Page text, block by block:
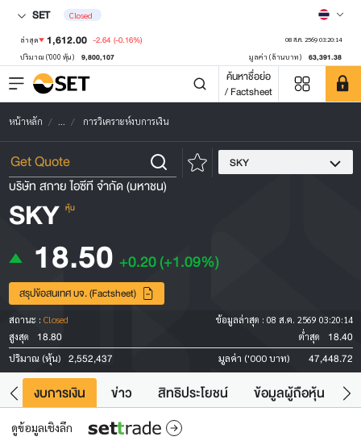
SET Closed
ล่าสุด 1,612.00 -2.64 (-0.16%) 08 ส.ค. 2569 03:20:14
ปริมาณ ('000 หุ้น) 9,800,107 มูลค่า (ล้านบาท) 63,391.38
ค้นหาชื่อย่อ
/ Factsheet
หน้าหลัก ... การวิเคราะห์งบการเงิน
SKY
บริษัท สกาย ไอซีที จำกัด (มหาชน)
SKY หุ้น
18.50 +0.20(+1.09%)
สรุปข้อสนเทศ บจ. (Factsheet)
สถานะ : Closed ข้อมูลล่าสุด : 08 ส.ค. 2569 03:20:14
สูงสุด
18.80 ต่ำสุด 18.40
ปริมาณ (หุ้น) 2,552,437 มูลค่า ('000 บาท) 47,448.72
งบการเงิน ข่าว สิทธิประโยชน์ ข้อมูลผู้ถือหุ้น
ดูข้อมูลเชิงลึก